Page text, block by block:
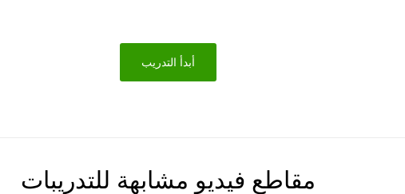
أبدأ التدريب
مقاطع فيديو مشابهة للتدريبات